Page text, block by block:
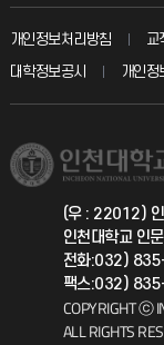
입학안내
취업정보(학생)
칭찬마당
학생서비스 지킴이
총동문회
교수회
교육혁신본부
국제지원과
공자아카데미
기초교육원
개인정보처리방침 교
대학정보공시
개인
(우 : 22012)
인천대학교 인
전화:032)
팩스:032)
COPYRIGHT ⓒ
ALL RIGHTS